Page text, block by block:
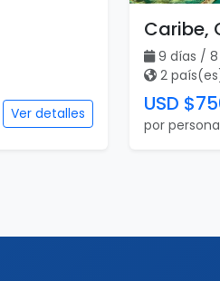
Ver detalles
Caribe,
9 días /
2
USD
por persona